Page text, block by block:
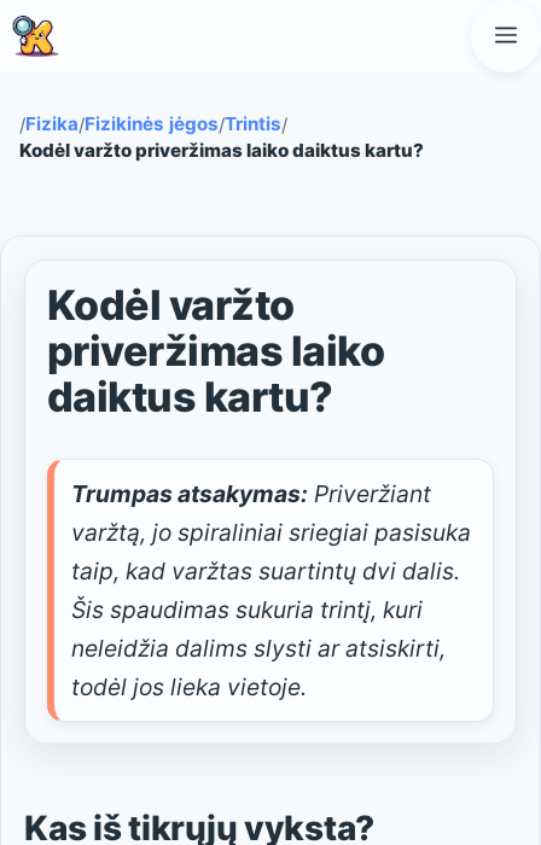
Pereiti
prie
/Fizika/Fizikinės jėgos/Trintis/
Kodėl varžto priveržimas laiko daiktus kartu?
Kodėl varžto
priveržimas laiko
daiktus kartu?
Trumpas atsakymas: Priveržiant
varžtą, jo spiraliniai sriegiai pasisuka
taip, kad varžtas suartintų dvi dalis.
Šis spaudimas sukuria trintį, kuri
neleidžia dalims slysti ar atsiskirti,
todėl jos lieka vietoje.
Kas iš tikrųjų vyksta?